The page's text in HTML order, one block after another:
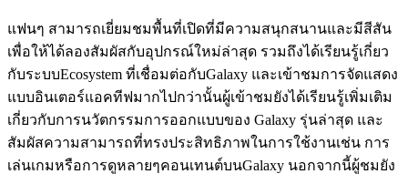
แฟนๆ สามารถเยี่ยมชมพื้นที่เปิดที่มีความสนุกสนานและมีสีสัน
เพื่อให้ได้ลองสัมผัสกับอุปกรณ์ใหม่ล่าสุด รวมถึงได้เรียนรู้เกี่ยว
กับระบบEcosystem ที่เชื่อมต่อกับGalaxy และเข้าชมการจัดแสดง
แบบอินเตอร์แอคทีฟมากไปกว่านั้นผู้เข้าชมยังได้เรียนรู้เพิ่มเติม
เกี่ยวกับการนวัตกรรมการออกแบบของ Galaxy รุ่นล่าสุด และ
สัมผัสความสามารถที่ทรงประสิทธิภาพในการใช้งานเช่น การ
เล่นเกมหรือการดูหลายๆคอนเทนต์บนGalaxy นอกจากนี้ผู้ชมยัง